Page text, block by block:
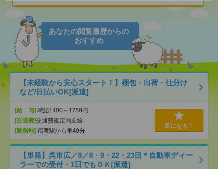
あなたの閲覧履歴からの
おすすめ
【未経験から安心スタート！】梱包・出荷・仕分け
など/日払いOK[派遣]
[給 与] 時給1400～1750円
[交通費]交通費規定内支給
[勤務地] 福渡駅から車40分
気になる！
【単発】呉市広／8／8・9・22・23日＊自動車ディー
ラーでの受付・1日でもＯＫ[派遣]